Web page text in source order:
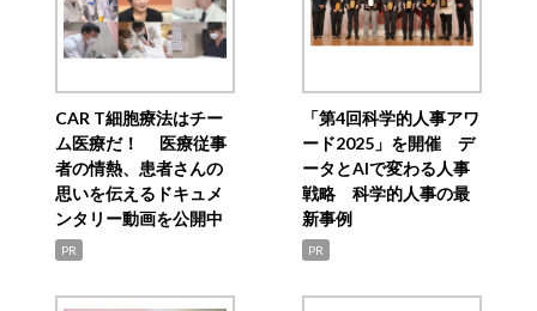
CAR T細胞療法はチー
ム医療だ！ 医療従事
者の情熱、患者さんの
思いを伝えるドキュメ
ンタリー動画を公開中
PR
「第4回科学的人事アワ
ード2025」を開催 デ
ータとAIで変わる人事
戦略 科学的人事の最
新事例
PR